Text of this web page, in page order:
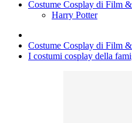
Costume Cosplay di Film
Harry Potter
Costume Cosplay di Film
I costumi cosplay della